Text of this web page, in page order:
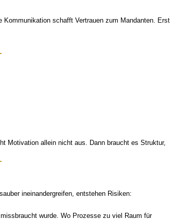
Kommunikation schafft Vertrauen zum Mandanten. Erst
Motivation allein nicht aus. Dann braucht es Struktur,
ineinandergreifen, entstehen Risiken:
wurde. Wo Prozesse zu viel Raum für